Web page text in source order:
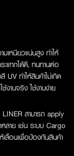
เหนียวแน่นสูง ทำให้
แทกได้ดี, ทนทานต่อ
ทำให้สินค้าไม่เกิด
งานจริง ใช้งานง่าย
สามารถ apply
ลาย เช่น ระบบ Cargo
เลื่อนเพื่อป้องกันสินค้า